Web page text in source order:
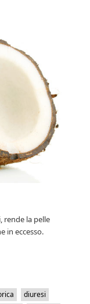
la pelle
in eccesso.
diuresi